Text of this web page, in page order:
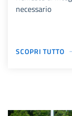
necessario
SCOPRI TUTTO